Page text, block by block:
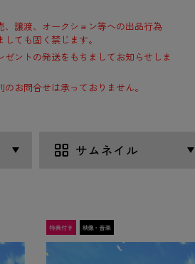
譲渡、オークション等への出品行為
ても固く禁じます。
ントの発送をもちましてお知らせしま
お問合せは承っておりません。